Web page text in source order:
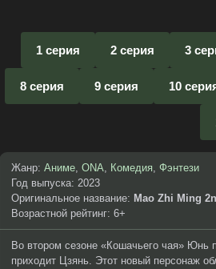
1 серия 2 серия 3
8 серия 9 серия 10
Жанр: Аниме, ONA, Комедия, Фэнтези
Год выпуска: 2023
Оригинальное название: Mao Zhi Ming
Возрастной рейтинг: 6+
Во втором сезоне «Кошачьего чая» Юнь
приходит Цзянь. Этот новый персонаж